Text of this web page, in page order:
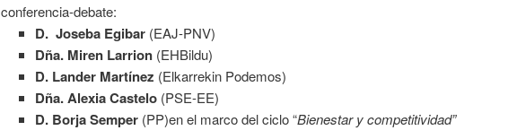
conferencia-debate:
D. Joseba Egibar(EAJ-PNV)
Dña. Miren Larrion(EHBildu)
D. Lander Martínez (Elkarrekin Podemos)
Dña. Alexia Castelo(PSE-EE)
D. Borja Semper(PP)en el marco del ciclo “Bienestar y competitividad”